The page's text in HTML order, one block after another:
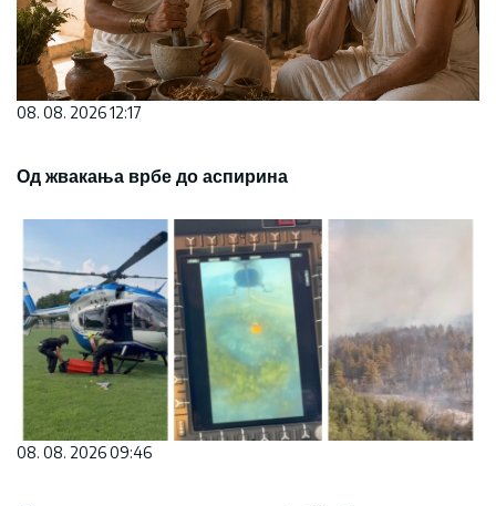
08. 08. 2026 12:17
Од жвакања врбе до аспирина
08. 08. 2026 09:46